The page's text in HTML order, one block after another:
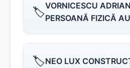
🏷️VORNICESCU
PERSOANĂ FIZICĂ
🏷️NEO LUX